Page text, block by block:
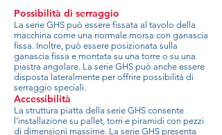
Possibilità di serraggio
La serie GHS può essere fissata al tavolo della
macchina come una normale morsa con ganascia
fissa. Inoltre, può essere posizionata sulla
ganascia fissa e montata su una torre o su una
piastra angolare. La serie GHS può anche essere
disposta lateralmente per offrire possibilità di
serraggio speciali.
Accessibilità
La struttura piatta della serie GHS consente
l’installazione su pallet, torri e piramidi con pezzi
di dimensioni massime. La serie GHS presenta